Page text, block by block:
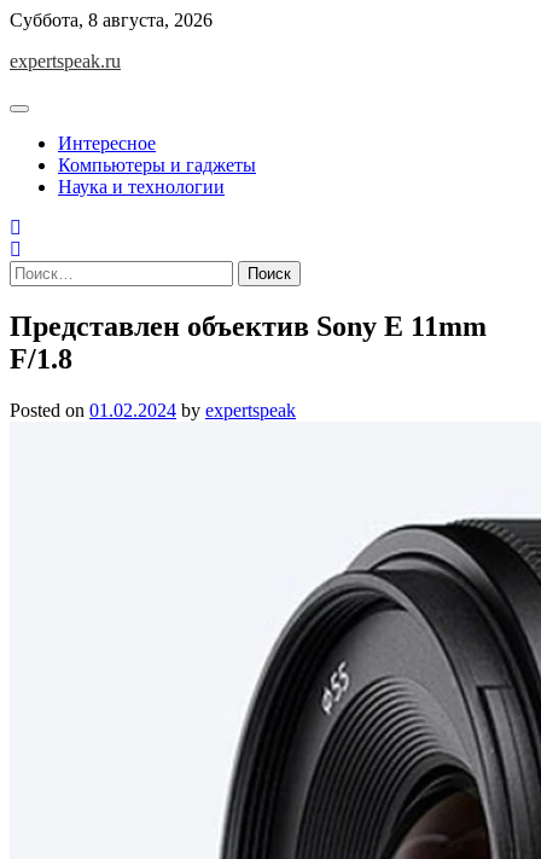
Skip
content
Суббота, 8 августа, 2026
expertspeak.ru
Интересное
Компьютеры и гаджеты
Наука и технологии
Найти:
Представлен объектив Sony E 11mm
F/1.8
Posted on 01.02.2024 by expertspeak